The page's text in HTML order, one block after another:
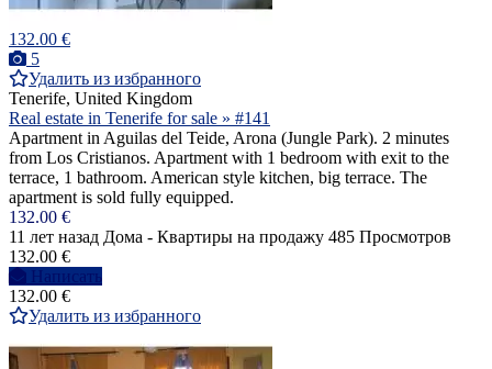
132.00 €
5
Удалить из избранного
Tenerife, United Kingdom
Real estate in Tenerife for sale » #141
Apartment in Aguilas del Teide, Arona (Jungle Park). 2 minutes
from Los Cristianos. Apartment with 1 bedroom with exit to the
terrace, 1 bathroom. American style kitchen, big terrace. The
apartment is sold fully equipped.
132.00 €
11 лет назад Дома - Квартиры на продажу 485 Просмотров
132.00 €
Написать
132.00 €
Удалить из избранного